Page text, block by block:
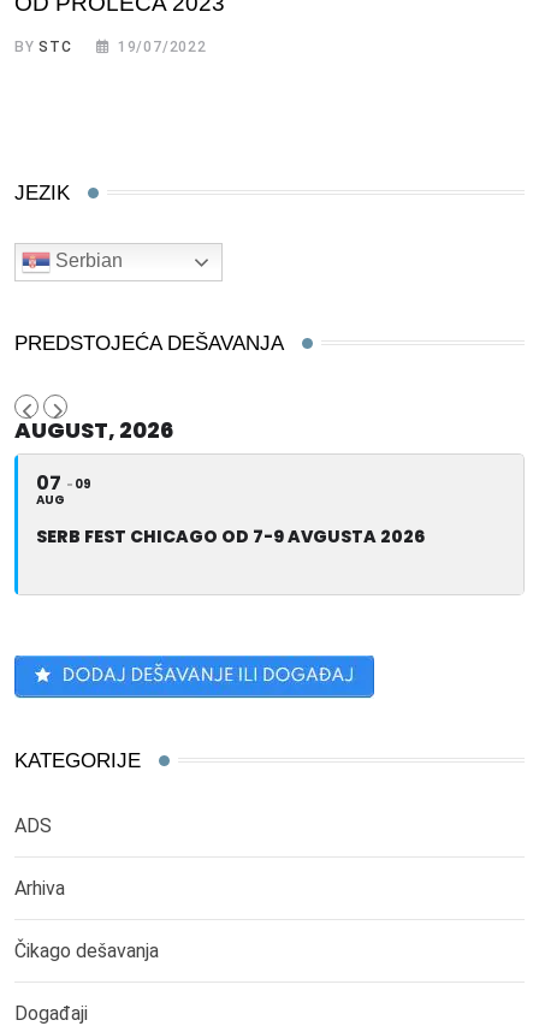
BYSTC 19/07/2022
JEZIK
Serbian
PREDSTOJEĆA DEŠAVANJA
AUGUST, 2026
07
AUG
09
SERB FEST CHICAGO OD 7-9 AVGUSTA 2026
KATEGORIJE
ADS
Arhiva
Čikago dešavanja
Događaji